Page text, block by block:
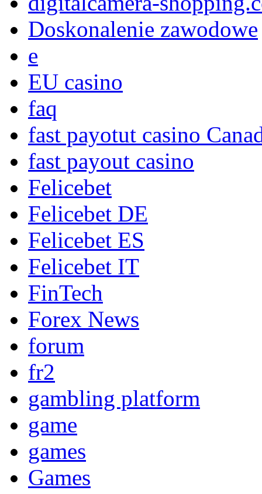
Doskonalenie zawodowe
e
EU casino
faq
fast payotut casino
fast payout casino
Felicebet
Felicebet DE
Felicebet ES
Felicebet IT
FinTech
Forex News
forum
fr2
gambling platform
game
games
Games